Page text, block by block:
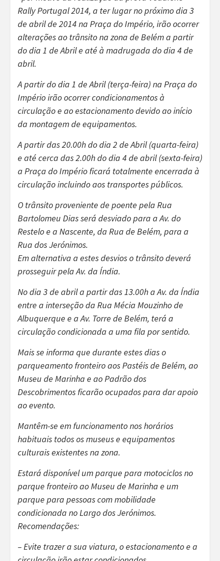
Rally Portugal 2014, a ter lugar no próximo dia 3
de abril de 2014 na Praça do Império, irão ocorrer
alterações ao trânsito na zona de Belém a partir
do dia 1 de Abril e até à madrugada do dia 4 de
abril.
A partir do dia 1 de Abril (terça-feira) na Praça do
Império irão ocorrer condicionamentos à
circulação e ao estacionamento devido ao início
da montagem de equipamentos.
A partir das 20.00h do dia 2 de Abril (quarta-feira)
e até cerca das 2.00h do dia 4 de abril (sexta-feira)
a Praça do Império ficará totalmente encerrada à
circulação incluindo aos transportes públicos.
O trânsito proveniente de poente pela Rua
Bartolomeu Dias será desviado para a Av. do
Restelo e a Nascente, da Rua de Belém, para a
Rua dos Jerónimos.
Em alternativa a estes desvios o trânsito deverá
prosseguir pela Av. da Índia.
No dia 3 de abril a partir das 13.00h a Av. da Índia
entre a interseção da Rua Mécia Mouzinho de
Albuquerque e a Av. Torre de Belém, terá a
circulação condicionada a uma fila por sentido.
Mais se informa que durante estes dias o
parqueamento fronteiro aos Pastéis de Belém, ao
Museu de Marinha e ao Padrão dos
Descobrimentos ficarão ocupados para dar apoio
ao evento.
Mantêm-se em funcionamento nos horários
habituais todos os museus e equipamentos
culturais existentes na zona.
Estará disponível um parque para motociclos no
parque fronteiro ao Museu de Marinha e um
parque para pessoas com mobilidade
condicionada no Largo dos Jerónimos.
Recomendações:
– Evite trazer a sua viatura, o estacionamento e a